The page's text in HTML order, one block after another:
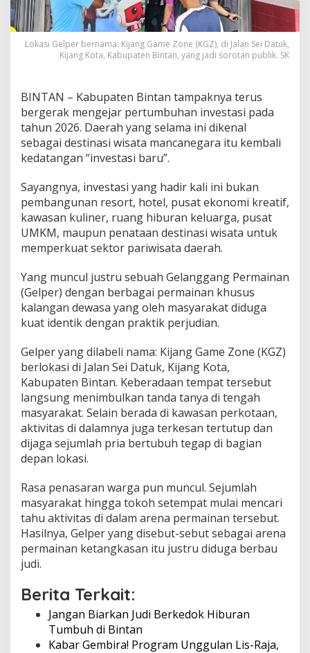
J
u
d
i
B
k
e
d
o
k
G
l
a
n
g
g
a
P
e
r
m
a
i
n
a
n
H
a
d
i
r
n
t
a
n
Lokasi Gelper bernama: Kijang Game Zone (KGZ), di Jalan Sei Datuk,
Kijang Kota, Kabupaten Bintan, yang jadi sorotan publik. SK
BINTAN – Kabupaten Bintan tampaknya terus
bergerak mengejar pertumbuhan investasi pada
tahun 2026. Daerah yang selama ini dikenal
sebagai destinasi wisata mancanegara itu kembali
kedatangan “investasi baru”.
Sayangnya, investasi yang hadir kali ini bukan
pembangunan resort, hotel, pusat ekonomi kreatif,
kawasan kuliner, ruang hiburan keluarga, pusat
UMKM, maupun penataan destinasi wisata untuk
memperkuat sektor pariwisata daerah.
Yang muncul justru sebuah Gelanggang Permainan
(Gelper) dengan berbagai permainan khusus
kalangan dewasa yang oleh masyarakat diduga
kuat identik dengan praktik perjudian.
Gelper yang dilabeli nama: Kijang Game Zone (KGZ)
berlokasi di Jalan Sei Datuk, Kijang Kota,
Kabupaten Bintan. Keberadaan tempat tersebut
langsung menimbulkan tanda tanya di tengah
masyarakat. Selain berada di kawasan perkotaan,
aktivitas di dalamnya juga terkesan tertutup dan
dijaga sejumlah pria bertubuh tegap di bagian
depan lokasi.
Rasa penasaran warga pun muncul. Sejumlah
masyarakat hingga tokoh setempat mulai mencari
tahu aktivitas di dalam arena permainan tersebut.
Hasilnya, Gelper yang disebut-sebut sebagai arena
permainan ketangkasan itu justru diduga berbau
judi.
Berita Terkait:
Jangan Biarkan Judi Berkedok Hiburan
Tumbuh di Bintan
Kabar Gembira! Program Unggulan Lis-Raja,